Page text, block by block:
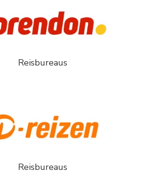
Reisbureaus
Reisbureaus